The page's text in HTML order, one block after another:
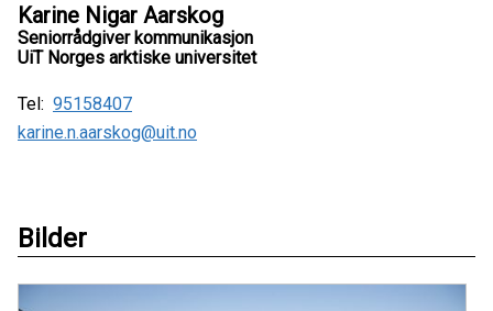
Karine Nigar Aarskog
Seniorrådgiver kommunikasjon
UiT Norges arktiske universitet
Tel: 95158407
karine.n.aarskog@uit.no
Bilder